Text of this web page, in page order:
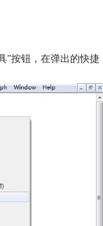
”按钮，在弹出的快捷